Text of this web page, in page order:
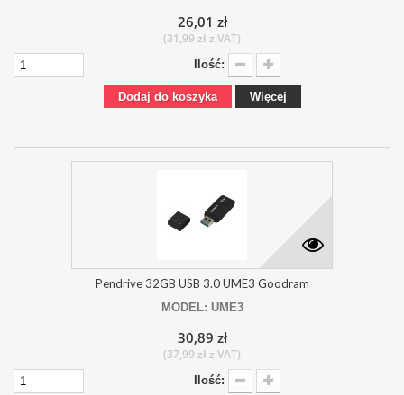
26,01 zł
(31,99 zł z VAT)
Ilość:
Dodaj do koszyka Więcej
Pendrive 32GB USB 3.0 UME3 Goodram
MODEL: UME3
30,89 zł
(37,99 zł z VAT)
Ilość: